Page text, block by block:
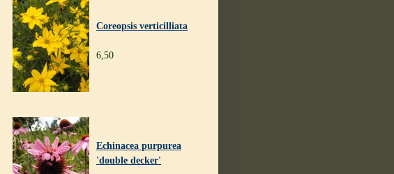
Coreopsis verticilliata
6,50
Echinacea purpurea
'double decker'